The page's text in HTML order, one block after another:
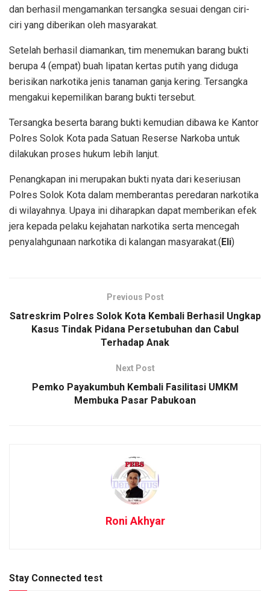
dan berhasil mengamankan tersangka sesuai dengan ciri-
ciri yang diberikan oleh masyarakat.
Setelah berhasil diamankan, tim menemukan barang bukti
berupa 4 (empat) buah lipatan kertas putih yang diduga
berisikan narkotika jenis tanaman ganja kering. Tersangka
mengakui kepemilikan barang bukti tersebut.
Tersangka beserta barang bukti kemudian dibawa ke Kantor
Polres Solok Kota pada Satuan Reserse Narkoba untuk
dilakukan proses hukum lebih lanjut.
Penangkapan ini merupakan bukti nyata dari keseriusan
Polres Solok Kota dalam memberantas peredaran narkotika
di wilayahnya. Upaya ini diharapkan dapat memberikan efek
jera kepada pelaku kejahatan narkotika serta mencegah
penyalahgunaan narkotika di kalangan masyarakat.(Eli)
Previous Post
Satreskrim Polres Solok Kota Kembali Berhasil Ungkap
Kasus Tindak Pidana Persetubuhan dan Cabul
Terhadap Anak
Next Post
Pemko Payakumbuh Kembali Fasilitasi UMKM
Membuka Pasar Pabukoan
Roni Akhyar
Stay Connected test